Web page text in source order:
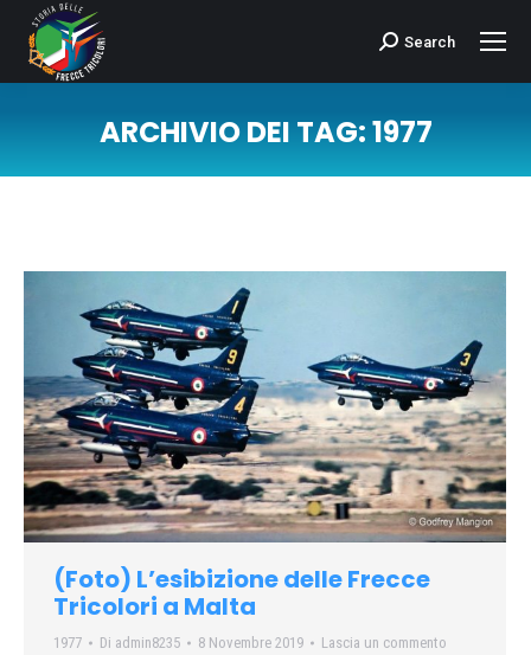
Cerca:Search
ARCHIVIO DEI TAG:1977
(Foto) L’esibizione delle Frecce
Tricolori a Malta
1977 Di admin8235 8 Novembre 2019 Lascia un commento